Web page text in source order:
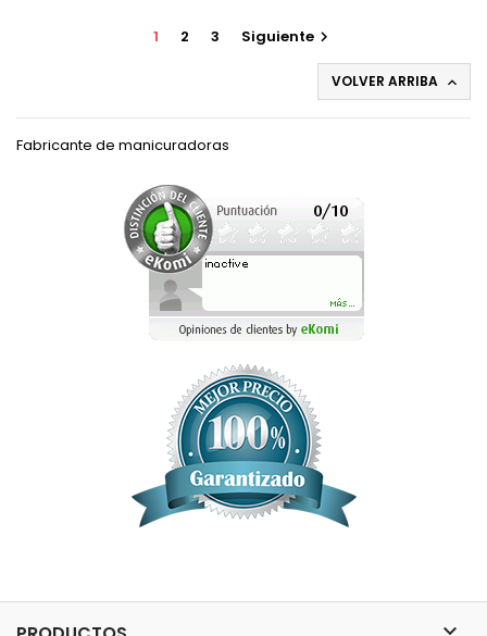
1 2 3 Siguiente 
VOLVER ARRIBA 
Fabricante de manicuradoras